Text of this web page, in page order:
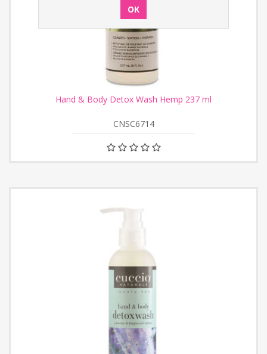
Hand & Body Detox Wash Hemp 237 ml
CNSC6714